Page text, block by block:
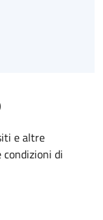
e altre
di